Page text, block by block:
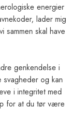
energier
lader mig
sammen skal have
genkendelse i
og kan
i integritet med
for at du tør være